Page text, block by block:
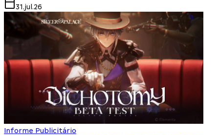
31.jul.26
Informe Publicitário